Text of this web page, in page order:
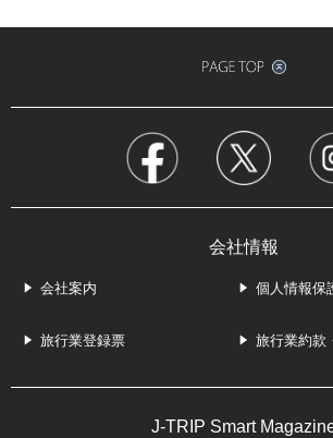
会社情報
会社案内 個人情報保
旅行業登録票 旅行業約款
J-TRIP Smart